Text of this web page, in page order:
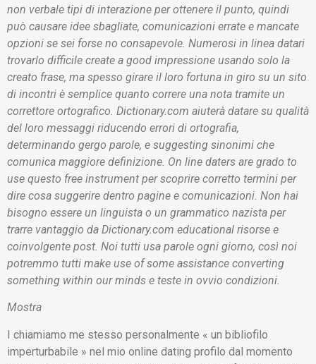
non verbale tipi di interazione per ottenere il punto, quindi
può causare idee sbagliate, comunicazioni errate e mancate
opzioni se sei forse no consapevole. Numerosi in linea datari
trovarlo difficile create a good impressione usando solo la
creato frase, ma spesso girare il loro fortuna in giro su un sito
di incontri è semplice quanto correre una nota tramite un
correttore ortografico. Dictionary.com aiuterà datare su qualità
del loro messaggi riducendo errori di ortografia,
determinando gergo parole, e suggesting sinonimi che
comunica maggiore definizione. On line daters are grado to
use questo free instrument per scoprire corretto termini per
dire cosa suggerire dentro pagine e comunicazioni. Non hai
bisogno essere un linguista o un grammatico nazista per
trarre vantaggio da Dictionary.com educational risorse e
coinvolgente post. Noi tutti usa parole ogni giorno, così noi
potremmo tutti make use of some assistance converting
something within our minds e teste in ovvio condizioni.
Mostra
I chiamiamo me stesso personalmente « un bibliofilo
imperturbabile » nel mio online dating profilo dal momento